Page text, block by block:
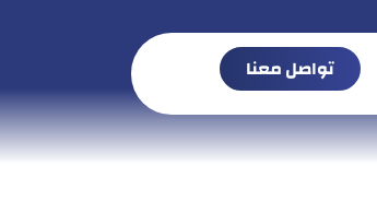
تواصل معنا